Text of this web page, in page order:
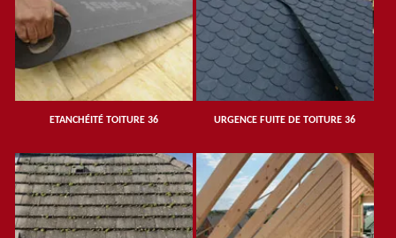
ETANCHÉITÉ TOITURE 36 URGENCE FUITE DE TOITURE 36